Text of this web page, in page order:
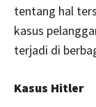
tentang hal
kasus
terjadi di
Kasus Hitler